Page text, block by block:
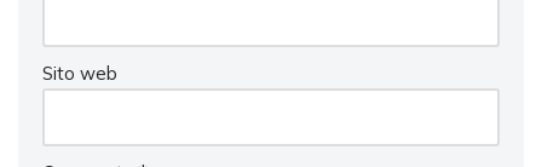
Sito web